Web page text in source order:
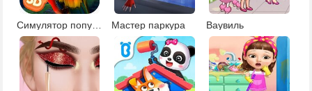
Симулятор попугая Мастер паркура Ваувиль